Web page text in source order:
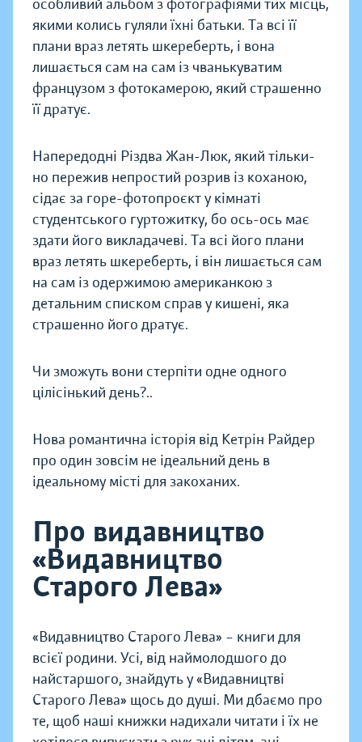
особливий альбом з фотографіями тих місць,
якими колись гуляли їхні батьки. Та всі її
плани враз летять шкереберть, і вона
лишається сам на сам із чванькуватим
французом з фотокамерою, який страшенно
її дратує.
Напередодні Різдва Жан-Люк, який тільки-
но пережив непростий розрив із коханою,
сідає за горе-фотопроєкт у кімнаті
студентського гуртожитку, бо ось-ось має
здати його викладачеві. Та всі його плани
враз летять шкереберть, і він лишається сам
на сам із одержимою американкою з
детальним списком справ у кишені, яка
страшенно його дратує.
Чи зможуть вони стерпіти одне одного
цілісінький день?..
Нова романтична історія від Кетрін Райдер
про один зовсім не ідеальний день в
ідеальному місті для закоханих.
Про видавництво
«Видавництво
Старого Лева»
«Видавництво Старого Лева» – книги для
всієї родини. Усі, від наймолодшого до
найстаршого, знайдуть у «Видавництві
Старого Лева» щось до душі. Ми дбаємо про
те, щоб наші книжки надихали читати і їх не